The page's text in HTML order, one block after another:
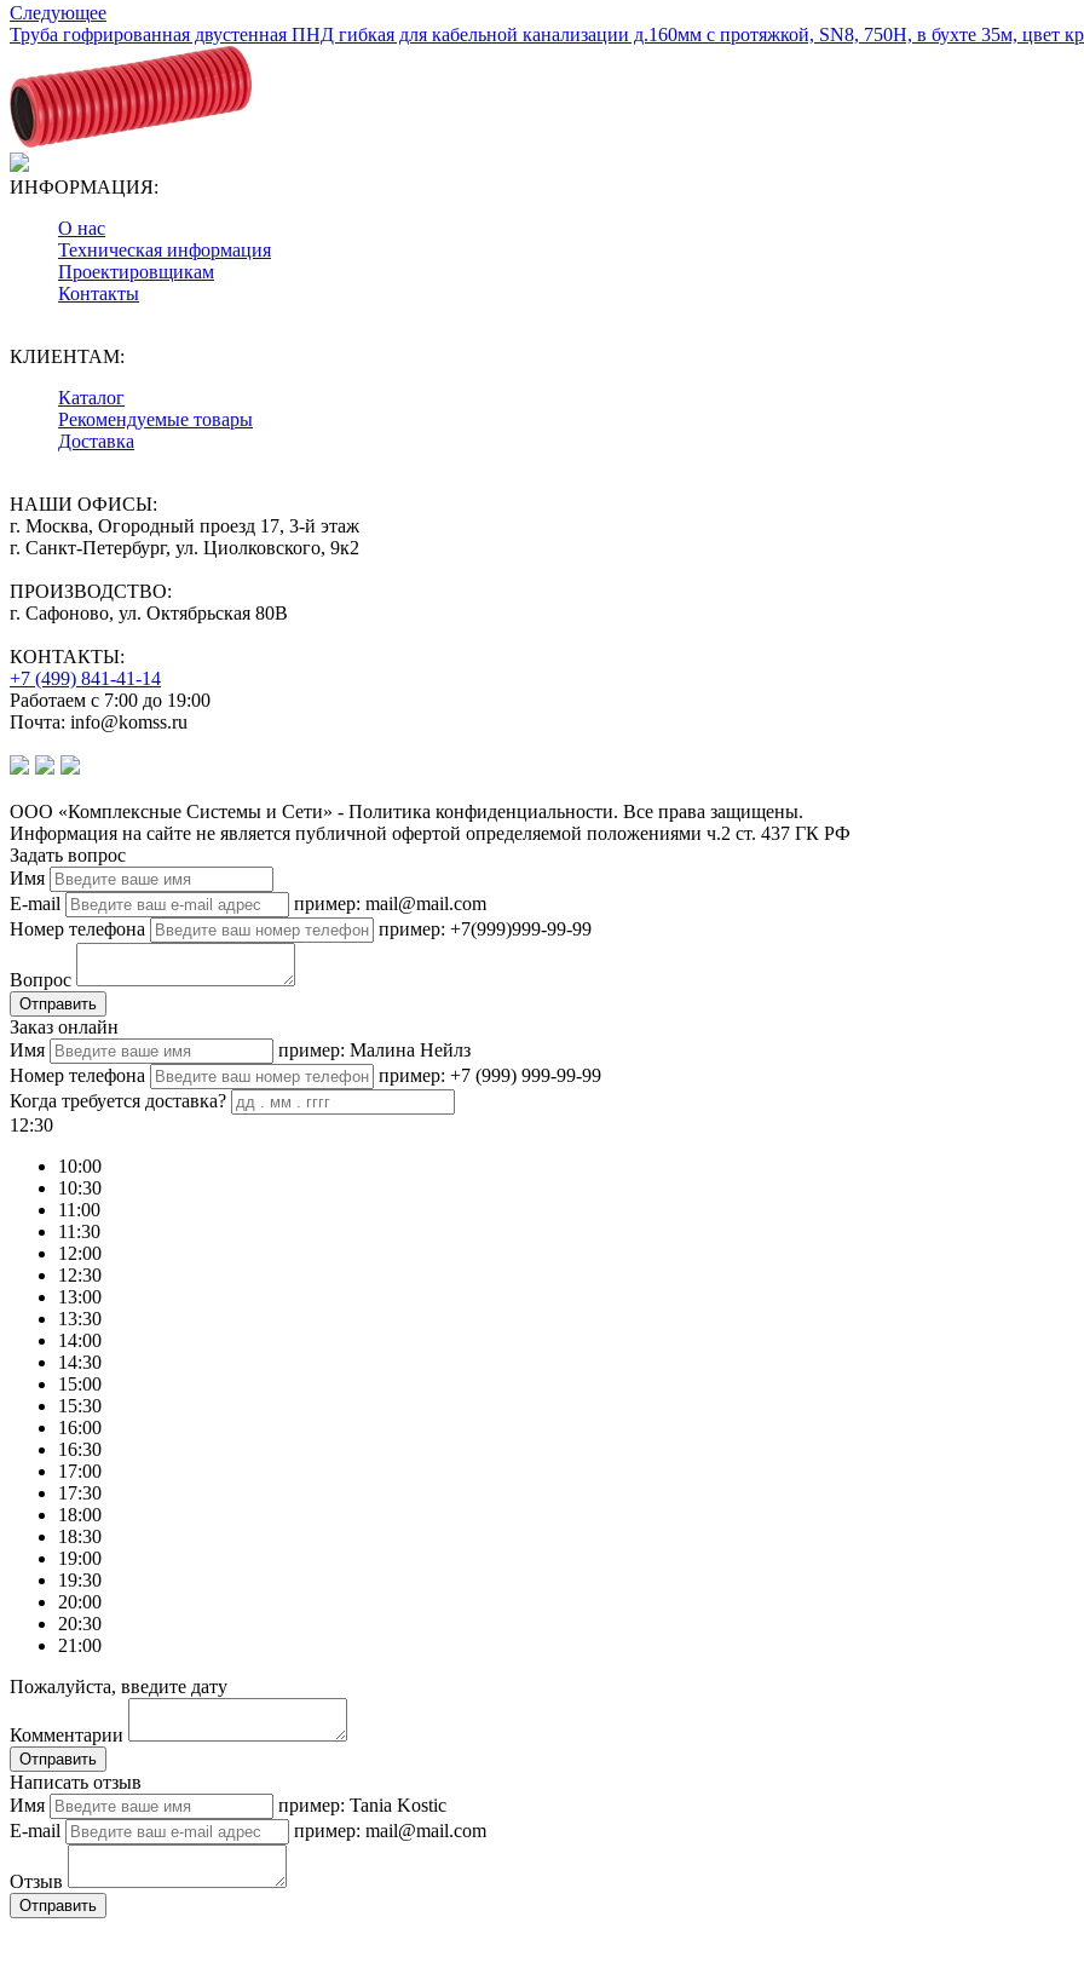
Следующее
Труба гофрированная двустенная ПНД гибкая для кабельной канализации д.160мм с протяжкой, SN8, 750Н, в бухте 35м, цвет
ИНФОРМАЦИЯ:
О нас
Техническая информация
Проектировщикам
Контакты
КЛИЕНТАМ:
Каталог
Рекомендуемые товары
Доставка
НАШИ ОФИСЫ:
г. Москва, Огородный проезд 17, 3-й этаж
г. Санкт-Петербург, ул. Циолковского, 9к2
ПРОИЗВОДСТВО:
г. Сафоново, ул. Октябрьская 80В
КОНТАКТЫ:
+7 (499) 841-41-14
Работаем с 7:00 до 19:00
Почта: info@komss.ru
ООО «Комплексные Системы и Сети» - Политика конфиденциальности. Все права защищены.
Информация на сайте не является публичной офертой определяемой положениями ч.2 ст. 437 ГК РФ
Задать вопрос
Имя
E-mail
пример: mail@mail.com
Номер телефона
пример: +7(999)999-99-99
Вопрос
Отправить
Заказ онлайн
Имя
пример: Малина Нейлз
Номер телефона
пример: +7 (999) 999-99-99
Когда требуется доставка?
12:30
10:00
10:30
11:00
11:30
12:00
12:30
13:00
13:30
14:00
14:30
15:00
15:30
16:00
16:30
17:00
17:30
18:00
18:30
19:00
19:30
20:00
20:30
21:00
Пожалуйста, введите дату
Комментарии
Отправить
Написать отзыв
Имя
пример: Tania Kostic
E-mail
пример: mail@mail.com
Отзыв
Отправить